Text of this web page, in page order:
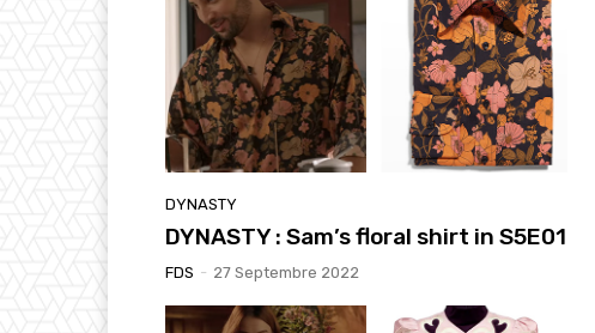
DYNASTY
DYNASTY : Sam’s floral shirt in S5E01
FDS - 27 Septembre 2022